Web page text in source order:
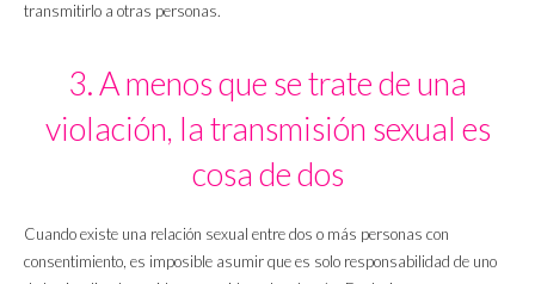
transmitirlo a otras personas.
3. A menos que se trate de una
violación, la transmisión sexual es
cosa de dos
Cuando existe una relación sexual entre dos o más personas con
consentimiento, es imposible asumir que es solo responsabilidad de uno